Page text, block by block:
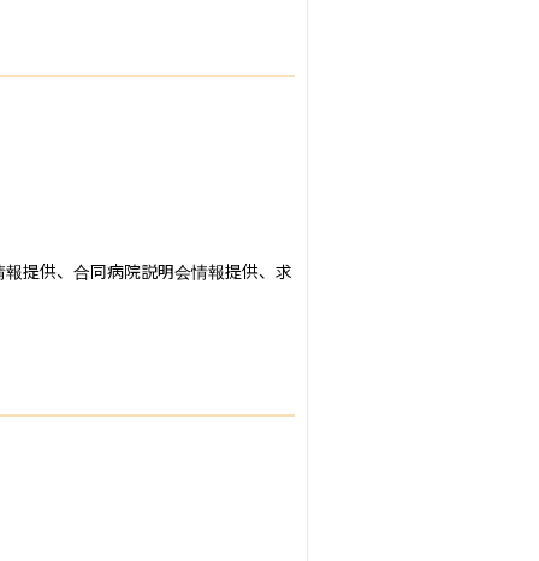
提供、合同病院説明会情報提供、求